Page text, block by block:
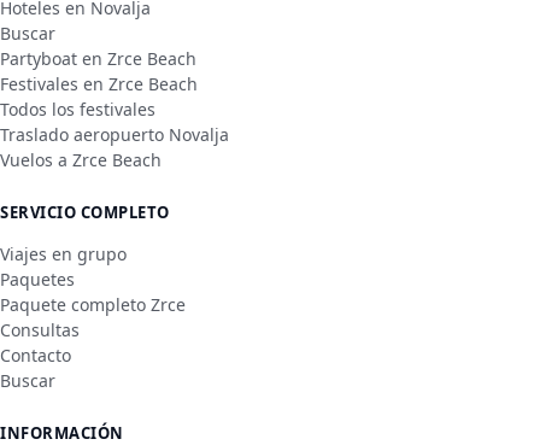
Hoteles en Novalja
Buscar
Partyboat en Zrce Beach
Festivales en Zrce Beach
Todos los festivales
Traslado aeropuerto Novalja
Vuelos a Zrce Beach
SERVICIO COMPLETO
Viajes en grupo
Paquetes
Paquete completo Zrce
Consultas
Contacto
Buscar
INFORMACIÓN